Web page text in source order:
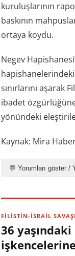
kuruluşlarının
baskının
ortaya koydu.
Negev
sınırlarını aşarak
ibadet
yönündeki
Kaynak: Mira
💬 Yorumları göster /
FİLİSTİN-İSRAİL SAVAŞI
36